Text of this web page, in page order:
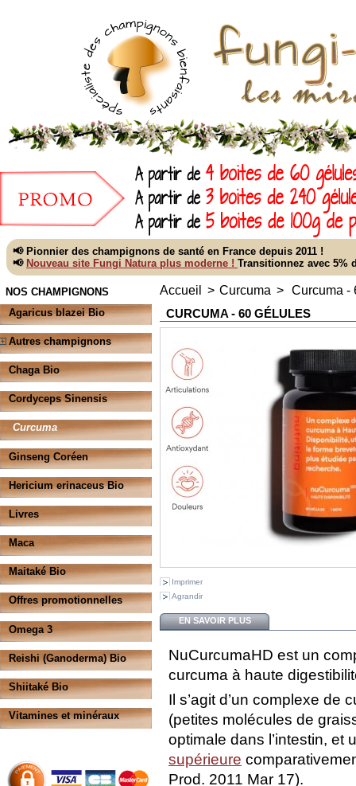
📢 Pionnier des champignons de santé en France depuis 2011 !
📢 Nouveau site Fungi Natura plus moderne ! Transitionnez avec 5%
NOS CHAMPIGNONS
Agaricus blazei Bio
Autres champignons
Chaga Bio
Cordyceps Sinensis
Curcuma
Ginseng Coréen
Hericium erinaceus Bio
Livres
Maca
Maitaké Bio
Offres promotionnelles
Omega 3
Reishi (Ganoderma) Bio
Shiitaké Bio
Vitamines et minéraux
Accueil > Curcuma >
Curcuma -
CURCUMA - 60 GÉLULES
Imprimer
Agrandir
EN SAVOIR PLUS
NuCurcumaHD est un
curcuma à haute
Il s’agit d’un complexe de
(petites molécules de
optimale dans l’intestin, et
supérieure
Prod. 2011 Mar 17).